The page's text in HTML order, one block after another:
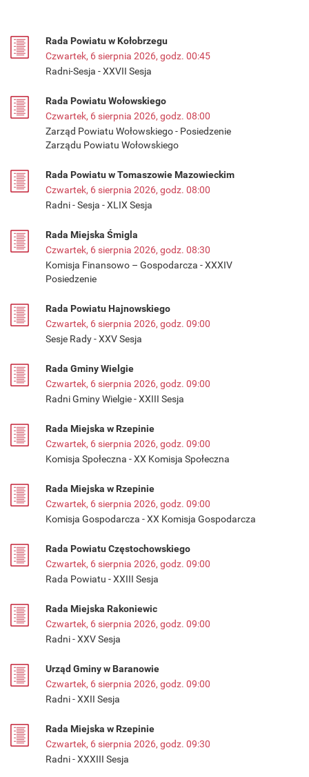
Rada Powiatu w Kołobrzegu
Czwartek, 6 sierpnia 2026, godz. 00:45
Radni-Sesja - XXVII Sesja
Rada Powiatu Wołowskiego
Czwartek, 6 sierpnia 2026, godz. 08:00
Zarząd Powiatu Wołowskiego - Posiedzenie
Zarządu Powiatu Wołowskiego
Rada Powiatu w Tomaszowie Mazowieckim
Czwartek, 6 sierpnia 2026, godz. 08:00
Radni - Sesja - XLIX Sesja
Rada Miejska Śmigla
Czwartek, 6 sierpnia 2026, godz. 08:30
Komisja Finansowo – Gospodarcza - XXXIV
Posiedzenie
Rada Powiatu Hajnowskiego
Czwartek, 6 sierpnia 2026, godz. 09:00
Sesje Rady - XXV Sesja
Rada Gminy Wielgie
Czwartek, 6 sierpnia 2026, godz. 09:00
Radni Gminy Wielgie - XXIII Sesja
Rada Miejska w Rzepinie
Czwartek, 6 sierpnia 2026, godz. 09:00
Komisja Społeczna - XX Komisja Społeczna
Rada Miejska w Rzepinie
Czwartek, 6 sierpnia 2026, godz. 09:00
Komisja Gospodarcza - XX Komisja Gospodarcza
Rada Powiatu Częstochowskiego
Czwartek, 6 sierpnia 2026, godz. 09:00
Rada Powiatu - XXIII Sesja
Rada Miejska Rakoniewic
Czwartek, 6 sierpnia 2026, godz. 09:00
Radni - XXV Sesja
Urząd Gminy w Baranowie
Czwartek, 6 sierpnia 2026, godz. 09:00
Radni - XXII Sesja
Rada Miejska w Rzepinie
Czwartek, 6 sierpnia 2026, godz. 09:30
Radni - XXXIII Sesja